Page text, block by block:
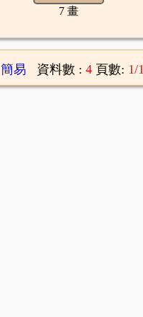
7 畫
簡易 資料數 : 4 頁數: 1/